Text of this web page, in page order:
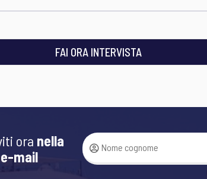
FAI ORA INTERVISTA
ora nella
mail